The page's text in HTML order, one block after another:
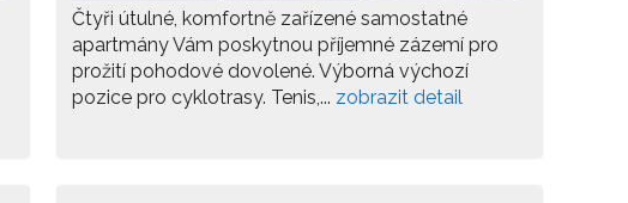
Čtyři útulné, komfortně zařízené samostatné
apartmány Vám poskytnou příjemné zázemí pro
prožití pohodové dovolené. Výborná výchozí
pozice pro cyklotrasy. Tenis,... zobrazit detail